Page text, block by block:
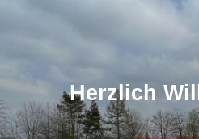
Herzlich